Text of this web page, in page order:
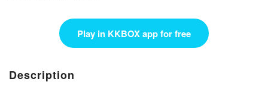
Play in KKBOX app for free
Description